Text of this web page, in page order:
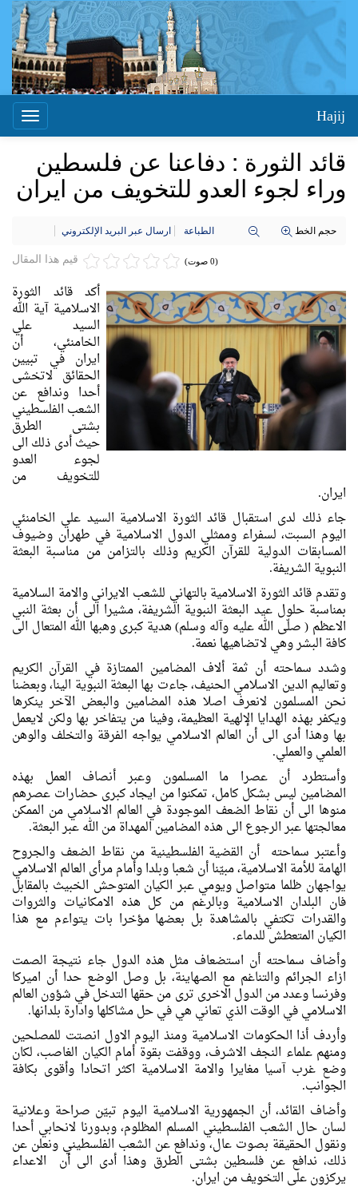
Toggle
Hajij
قائد الثورة : دفاعنا عن فلسطين
وراء لجوء العدو للتخويف من ايران
حجم الخط الطباعة ارسال عبر البريد الإلكتروني
قيم هذا المقال (0 صوت)
أكد قائد الثورة
الاسلامية آية الله
السيد علي
الخامنئي، أن
ايران في تبيين
الحقائق لاتخشى
أحدا وندافع عن
الشعب الفلسطيني
بشتى الطرق
حيث أدى ذلك الى
لجوء العدو
للتخويف من
ايران.
جاء ذلك لدى استقبال قائد الثورة الاسلامية السيد علي الخامنئي
اليوم السبت، لسفراء وممثلي الدول الاسلامية في طهران وضيوف
المسابقات الدولية للقرآن الكريم وذلك بالتزامن من مناسبة البعثة
النبوية الشريفة.
وتقدم قائد الثورة الاسلامية بالتهاني للشعب الايراني والامة السلامية
بمناسبة حلول عيد البعثة النبوية الشريفة، مشيرا الى أن بعثة النبي
الاعظم ( صلّى الله عليه وآله وسلم) هدية كبرى وهبها الله المتعال الى
كافة البشر وهي لاتضاهيها نعمة.
وشدد سماحته أن ثمة ألاف المضامين الممتازة في القرآن الكريم
وتعاليم الدين الاسلامي الحنيف، جاءت بها البعثة النبوية الينا، وبعضنا
نحن المسلمون لانعرف اصلا هذه المضامين والبعض الآخر ينكرها
ويكفر بهذه الهدايا الإلهية العظيمة، وفينا من يتفاخر بها ولكن لايعمل
بها وهذا أدى الى أن العالم الاسلامي يواجه الفرقة والتخلف والوهن
العلمي والعملي.
وأستطرد أن عصرا ما المسلمون وعبر أنصاف العمل بهذه
المضامين ليس بشكل كامل، تمكنوا من ايجاد كبرى حضارات عصرهم
منوها الى أن نقاط الضعف الموجودة في العالم الاسلامي من الممكن
معالجتها عبر الرجوع الى هذه المضامين المهداة من الله عبر البعثة.
وأعتبر سماحته أن القضية الفلسطينية من نقاط الضعف والجروح
الهامة للأمة الاسلامية، مبيّنا أن شعبا وبلدا وأمام مرأى العالم الاسلامي
يواجهان ظلما متواصل ويومي عبر الكيان المتوحش الخبيث بالمقابل
فان البلدان الاسلامية وبالرغم من كل هذه الامكانيات والثروات
والقدرات تكتفي بالمشاهدة بل بعضها مؤخرا بات يتواءم مع هذا
الكيان المتعطش للدماء.
وأضاف سماحته أن استضعاف مثل هذه الدول جاء نتيجة الصمت
ازاء الجرائم والتناغم مع الصهاينة، بل وصل الوضع حدا أن اميركا
وفرنسا وعدد من الدول الاخرى ترى من حقها التدخل في شؤون العالم
الاسلامي في الوقت الذي تعاني هي في حل مشاكلها وادارة بلدانها.
وأردف أذا الحكومات الاسلامية ومنذ اليوم الاول انصتت للمصلحين
ومنهم علماء النجف الاشرف، ووقفت بقوة أمام الكيان الغاصب، لكان
وضع غرب آسيا مغايرا والامة الاسلامية اكثر اتحادا وأقوى بكافة
الجوانب.
وأضاف القائد، أن الجمهورية الاسلامية اليوم تبيّن صراحة وعلانية
لسان حال الشعب الفلسطيني المسلم المظلوم، وبدورنا لانحابي أحدا
ونقول الحقيقة بصوت عال، وندافع عن الشعب الفلسطيني ونعلن عن
ذلك، ندافع عن فلسطين بشتى الطرق وهذا أدى الى أن الاعداء
يركزون على التخويف من ايران.